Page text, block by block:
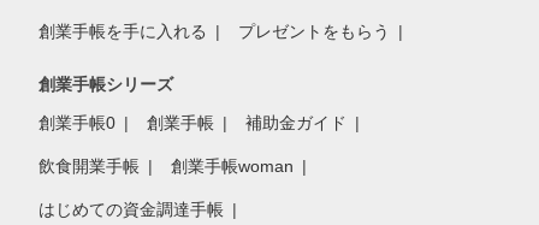
創業手帳を手に入れる プレゼントをもらう
創業手帳シリーズ
創業手帳0 創業手帳 補助金ガイド
飲食開業手帳 創業手帳woman
はじめての資金調達手帳